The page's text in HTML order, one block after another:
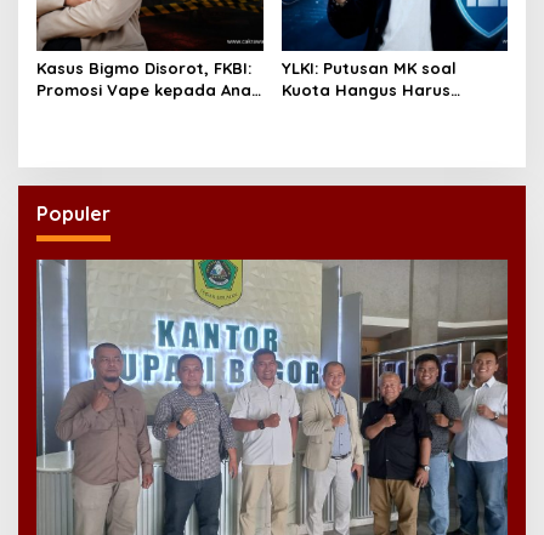
Kasus Bigmo Disorot, FKBI:
Promosi Vape kepada Anak
YLKI: Putusan MK soal
Kuota Hangus Harus
Populer